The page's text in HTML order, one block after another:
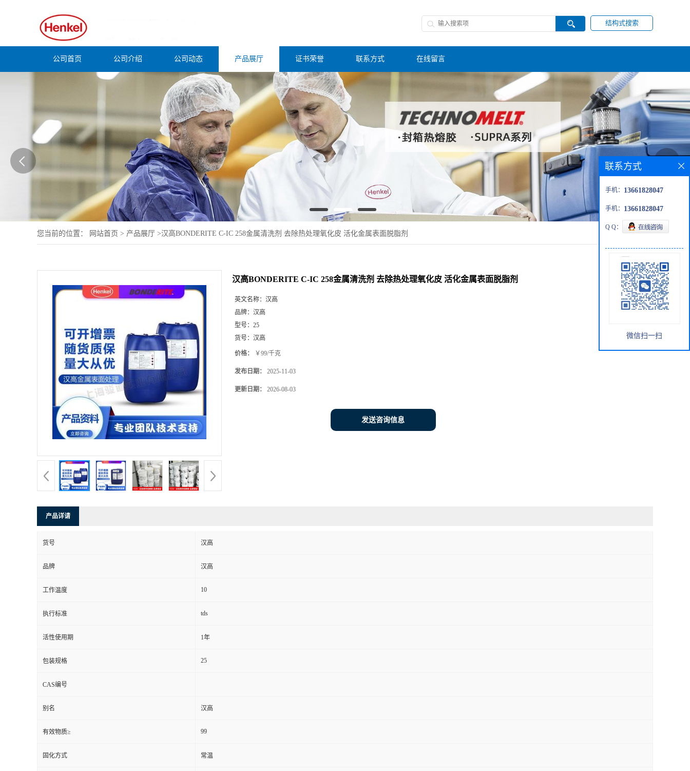
结构式搜索
公司首页 公司介绍 公司动态 产品展厅 证书荣誉 联系方式 在线留言
您当前的位置： 网站首页 > 产品展厅 >汉高BONDERITE C-IC 258金属清洗剂 去除热处理氧化皮 活化金属表面脱脂剂
汉高BONDERITE C-IC 258金属清洗剂 去除热处理氧化皮 活化金属表面脱脂剂
英文名称： 汉高
品牌： 汉高
型号： 25
货号： 汉高
价格： ￥99/千克
发布日期： 2025-11-03
更新日期： 2026-08-03
发送咨询信息
产品详请
货号 汉高
品牌 汉高
工作温度 10
执行标准 tds
活性使用期 1年
包装规格 25
CAS编号
别名 汉高
有效物质≥ 99
固化方式 常温
联系方式
手机： 13661828047
手机： 13661828047
Q Q：
微信扫一扫